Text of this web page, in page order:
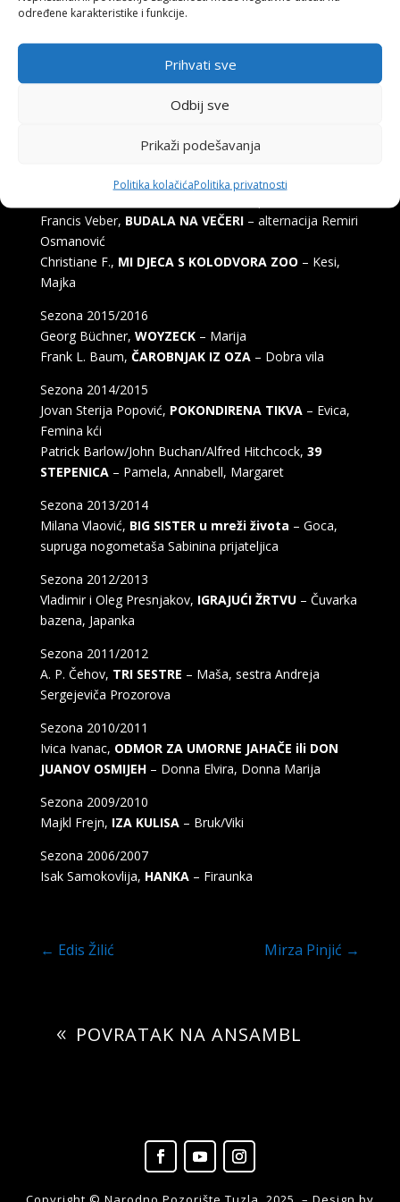
određene karakteristike i funkcije.
Prihvati sve
Odbij sve
Prikaži podešavanja
Politika kolačićaPolitika privatnosti
Joe Orton,ŠTA JE SOBAR VIDIO?
Sezona 2017/2018
MIRIŠU LI JORGOVANI U NEW
po drami Paula Pörtnera priredili Bruce Jordan i Marilyn
Francis Veber, BUDALA NA VEČERI– alternacija Remiri
Osmanović
Christiane F., MI DJECA S KOLODVORA ZOO – Kesi,
Majka
Sezona 2015/2016
Georg Büchner, WOYZECK– Marija
Frank L. Baum, ČAROBNJAK IZ OZA– Dobra vila
Sezona 2014/2015
Jovan Sterija Popović, POKONDIRENA TIKVA – Evica,
Femina kći
Patrick Barlow/John Buchan/Alfred Hitchcock, 39
STEPENICA– Pamela, Annabell, Margaret
Sezona 2013/2014
Milana Vlaović, BIG SISTER u mreži života – Goca,
supruga nogometaša Sabinina prijateljica
Sezona 2012/2013
Vladimir i Oleg Presnjakov, IGRAJUĆI ŽRTVU– Čuvarka
bazena, Japanka
Sezona 2011/2012
A. P. Čehov, TRI SESTRE – Maša, sestra Andreja
Sergejeviča Prozorova
Sezona 2010/2011
Ivica Ivanac, ODMOR ZA UMORNE JAHAČE ili DON
JUANOV OSMIJEH – Donna Elvira, Donna Marija
Sezona 2009/2010
Majkl Frejn, IZA KULISA– Bruk/Viki
Sezona 2006/2007
Isak Samokovlija, HANKA– Firaunka
← Edis Žilić Mirza Pinjić →
POVRATAK NA ANSAMBL